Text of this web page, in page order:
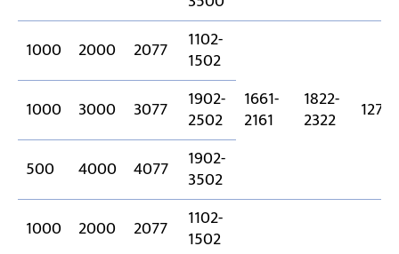
1000
2000 2077 1102-
1502
1661-
2161
1822-
2322 1270
1000 3000 3077 1902-
2502
500
4000 4077 1902-
3502
1000
2000 2077 1102-
1502